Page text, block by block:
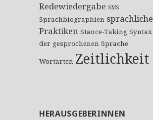
Redewiedergabe SMS
Sprachbiographien sprachliche
Praktiken Stance-Taking Syntax
der gesprochenen Sprache
Wortarten Zeitlichkeit
HERAUSGEBERINNEN